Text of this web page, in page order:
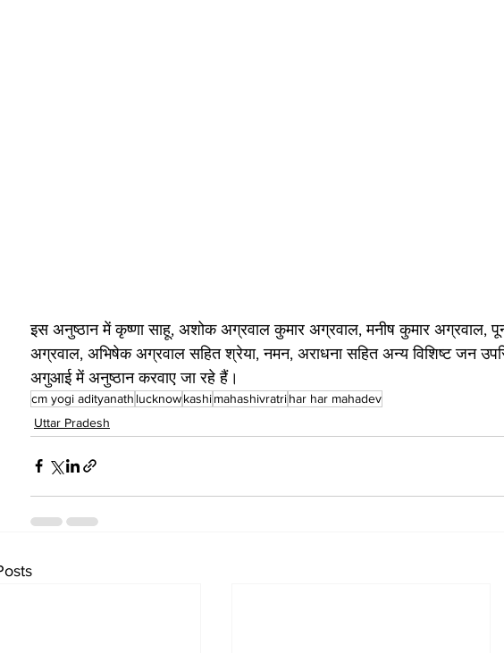
इस अनुष्ठान में कृष्णा साहू, अशोक अग्रवाल कुमार अग्रवाल, मनीष कुमार अग्रवाल,
अग्रवाल, अभिषेक अग्रवाल सहित श्रेया, नमन, अराधना सहित अन्य विशिष्ट जन
अगुआई में अनुष्ठान करवाए जा रहे हैं।
cm yogi adityanath lucknowkashimahashivratrihar har mahadev
Uttar Pradesh